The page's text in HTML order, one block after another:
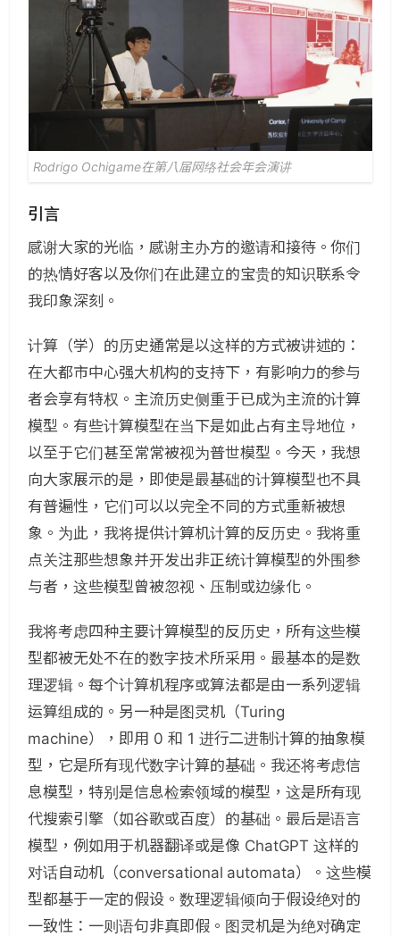
Rodrigo Ochigame在第八届网络社会年会演讲
引言
感谢大家的光临，感谢主办方的邀请和接待。你们
的热情好客以及你们在此建立的宝贵的知识联系令
我印象深刻。
计算（学）的历史通常是以这样的方式被讲述的：
在大都市中心强大机构的支持下，有影响力的参与
者会享有特权。主流历史侧重于已成为主流的计算
模型。有些计算模型在当下是如此占有主导地位，
以至于它们甚至常常被视为普世模型。今天，我想
向大家展示的是，即使是最基础的计算模型也不具
有普遍性，它们可以以完全不同的方式重新被想
象。为此，我将提供计算机计算的反历史。我将重
点关注那些想象并开发出非正统计算模型的外围参
与者，这些模型曾被忽视、压制或边缘化。
我将考虑四种主要计算模型的反历史，所有这些模
型都被无处不在的数字技术所采用。最基本的是数
理逻辑。每个计算机程序或算法都是由一系列逻辑
运算组成的。另一种是图灵机（Turing
machine），即用 0 和 1 进行二进制计算的抽象模
型，它是所有现代数字计算的基础。我还将考虑信
息模型，特别是信息检索领域的模型，这是所有现
代搜索引擎（如谷歌或百度）的基础。最后是语言
模型，例如用于机器翻译或是像 ChatGPT 这样的
对话自动机（conversational automata）。这些模
型都基于一定的假设。数理逻辑倾向于假设绝对的
一致性：一则语句非真即假。图灵机是为绝对确定